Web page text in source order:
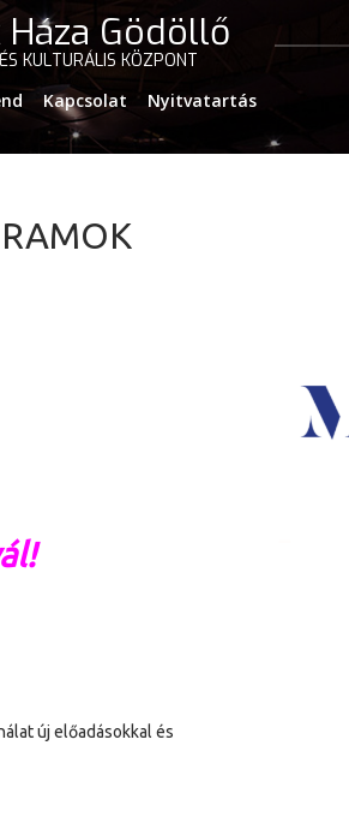
Gödöllő
KULTURÁLIS KÖZPONT
Kapcsolat Nyitvatartás
új előadásokkal és